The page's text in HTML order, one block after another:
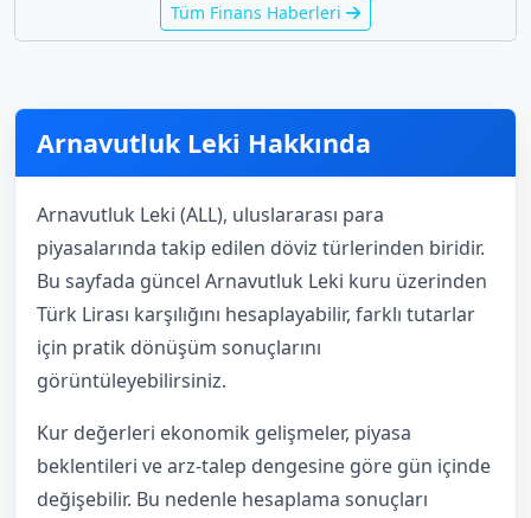
Tüm Finans Haberleri
Arnavutluk Leki Hakkında
Arnavutluk Leki (ALL), uluslararası para
piyasalarında takip edilen döviz türlerinden biridir.
Bu sayfada güncel Arnavutluk Leki kuru üzerinden
Türk Lirası karşılığını hesaplayabilir, farklı tutarlar
için pratik dönüşüm sonuçlarını
görüntüleyebilirsiniz.
Kur değerleri ekonomik gelişmeler, piyasa
beklentileri ve arz-talep dengesine göre gün içinde
değişebilir. Bu nedenle hesaplama sonuçları